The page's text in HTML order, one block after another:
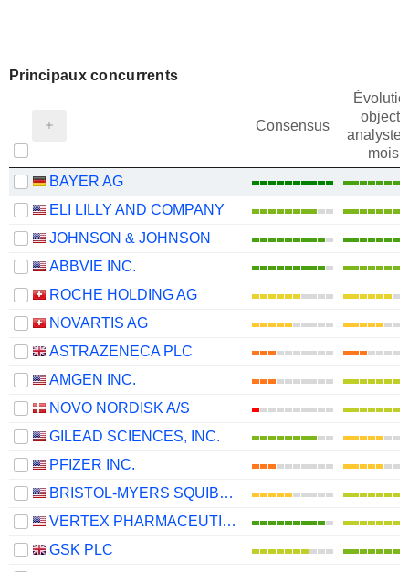
Principaux concurrents
Consensus
objectif
mois
BAYER AG
ELI LILLY AND COMPANY
JOHNSON & JOHNSON
ABBVIE INC.
ROCHE HOLDING AG
NOVARTIS AG
ASTRAZENECA PLC
AMGEN INC.
NOVO NORDISK A/S
GILEAD SCIENCES, INC.
PFIZER INC.
BRISTOL-MYERS SQUIBB COMPANY
VERTEX PHARMACEUTICALS INCORPORATED
GSK PLC